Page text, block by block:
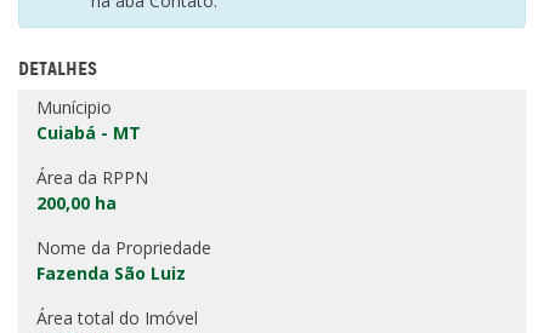
DETALHES
Munícipio
Cuiabá - MT
Área da RPPN
200,00 ha
Nome da Propriedade
Fazenda São Luiz
Área total do Imóvel